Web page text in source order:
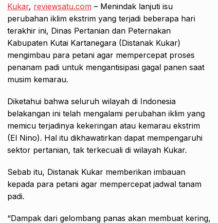
Kukar, reviewsatu.com – Menindak lanjuti isu
perubahan iklim ekstrim yang terjadi beberapa hari
terakhir ini, Dinas Pertanian dan Peternakan
Kabupaten Kutai Kartanegara (Distanak Kukar)
mengimbau para petani agar mempercepat proses
penanam padi untuk mengantisipasi gagal panen saat
musim kemarau.
Diketahui bahwa seluruh wilayah di Indonesia
belakangan ini telah mengalami perubahan iklim yang
memicu terjadinya kekeringan atau kemarau ekstrim
(El Nino). Hal itu dikhawatirkan dapat mempengaruhi
sektor pertanian, tak terkecuali di wilayah Kukar.
Sebab itu, Distanak Kukar memberikan imbauan
kepada para petani agar mempercepat jadwal tanam
padi.
“Dampak dari gelombang panas akan membuat kering,